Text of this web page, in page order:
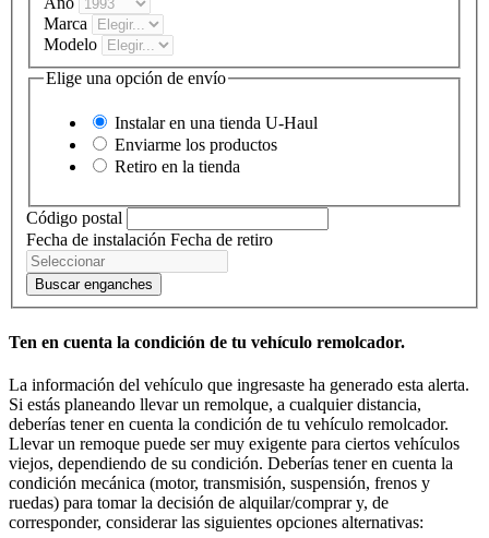
Marca
Modelo
Elige una opción de envío
Instalar en una tienda U-Haul
Enviarme los productos
Retiro en la tienda
Código postal
Fecha de instalación Fecha de retiro
Buscar enganches
Ten en cuenta la condición de tu vehículo remolcador.
La información del vehículo que ingresaste ha generado esta alerta.
Si estás planeando llevar un remolque, a cualquier distancia,
deberías tener en cuenta la condición de tu vehículo remolcador.
Llevar un remoque puede ser muy exigente para ciertos vehículos
viejos, dependiendo de su condición. Deberías tener en cuenta la
condición mecánica (motor, transmisión, suspensión, frenos y
ruedas) para tomar la decisión de alquilar/comprar y, de
corresponder, considerar las siguientes opciones alternativas: